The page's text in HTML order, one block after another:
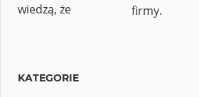
wiedzą, że
firmy.
KATEGORIE